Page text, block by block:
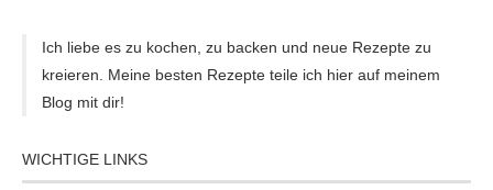
Ich liebe es zu kochen, zu backen und neue Rezepte zu
kreieren. Meine besten Rezepte teile ich hier auf meinem
Blog mit dir!
WICHTIGE LINKS